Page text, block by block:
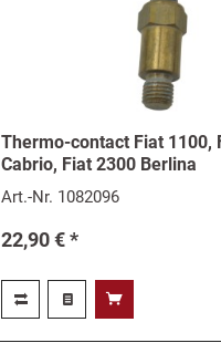
Thermo-contact Fiat 1100,
Cabrio, Fiat 2300 Berlina
Art.-Nr. 1082096
22,90 € *